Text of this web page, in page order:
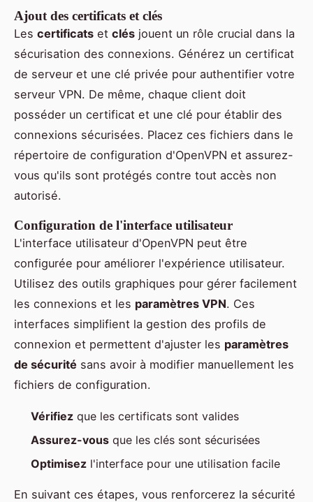
Ajout des certificats et clés
Les certificats et clés jouent un rôle crucial dans la
sécurisation des connexions. Générez un certificat
de serveur et une clé privée pour authentifier votre
serveur VPN. De même, chaque client doit
posséder un certificat et une clé pour établir des
connexions sécurisées. Placez ces fichiers dans le
répertoire de configuration d'OpenVPN et assurez-
vous qu'ils sont protégés contre tout accès non
autorisé.
Configuration de l'interface utilisateur
L'interface utilisateur d'OpenVPN peut être
configurée pour améliorer l'expérience utilisateur.
Utilisez des outils graphiques pour gérer facilement
les connexions et les paramètres VPN. Ces
interfaces simplifient la gestion des profils de
connexion et permettent d'ajuster les paramètres
de sécurité sans avoir à modifier manuellement les
fichiers de configuration.
Vérifiez que les certificats sont valides
Assurez-vous que les clés sont sécurisées
Optimisez l'interface pour une utilisation facile
En suivant ces étapes, vous renforcerez la sécurité